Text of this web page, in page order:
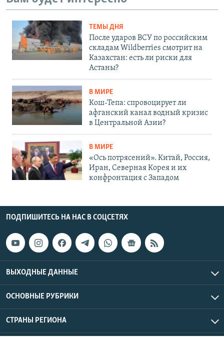
ТЕМЫ ДНЯ
После ударов ВСУ по российским
складам Wildberries смотрит на
Казахстан: есть ли риски для
Астаны?
В МИРЕ
Кош-Тепа: спровоцирует ли
афганский канал водный кризис
в Центральной Азии?
В МИРЕ
«Ось потрясений». Китай, Россия,
Иран, Северная Корея и их
конфронтация с Западом
ПОДПИШИТЕСЬ НА НАС В СОЦСЕТЯХ
ВЫХОДНЫЕ ДАННЫЕ
ОСНОВНЫЕ РУБРИКИ
СТРАНЫ РЕГИОНА